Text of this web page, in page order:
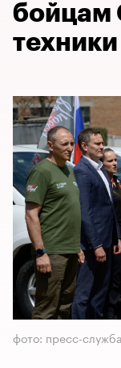
бойцам
техники
фото: пресс-